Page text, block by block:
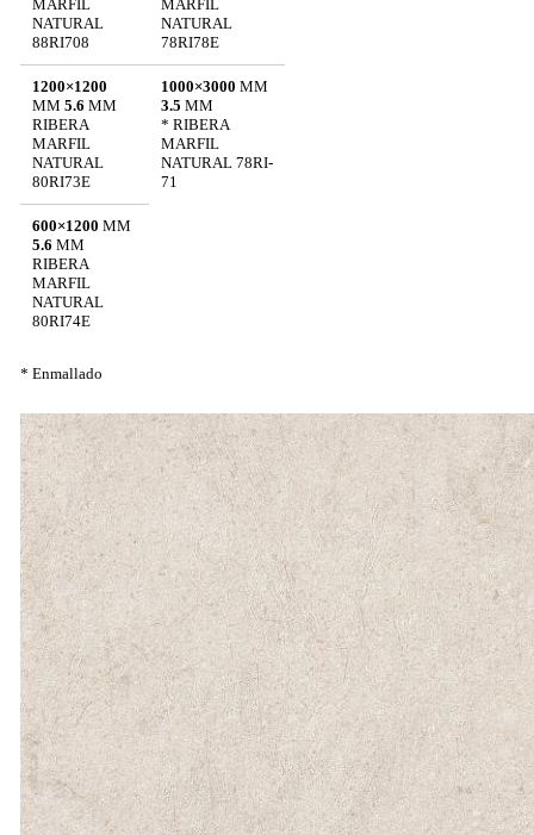
MARFIL
NATURAL
88RI708
MARFIL
NATURAL
78RI78E
1200×1200
MM 5.6 MM
RIBERA
MARFIL
NATURAL
80RI73E
1000×3000 MM
3.5 MM
* RIBERA
MARFIL
NATURAL 78RI-
71
600×1200 MM
5.6 MM
RIBERA
MARFIL
NATURAL
80RI74E
* Enmallado